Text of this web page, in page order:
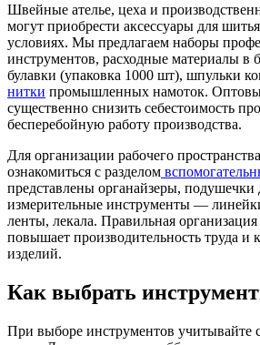
Швейные ателье, цеха и
могут приобрести аксессуары для
условиях. Мы предлагаем наборы
инструментов, расходные материалы
булавки (упаковка 1000 шт), шпульки
нитки промышленных намоток.
существенно снизить себестоимость
бесперебойную работу производства.
Для организации рабочего
ознакомиться с разделом
представлены органайзеры, подушечки
измерительные инструменты —
ленты, лекала. Правильная
повышает производительность труда и
изделий.
Как выбрать
При выборе инструментов учитывайте